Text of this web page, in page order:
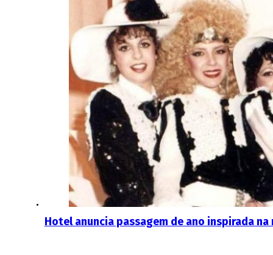
Hotel anuncia passagem de ano inspirada na